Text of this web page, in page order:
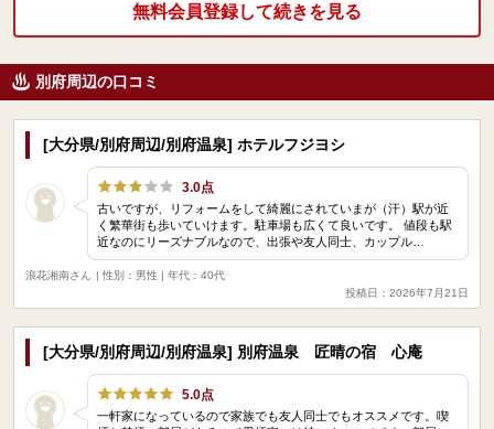
無料会員登録して続きを見る
別府周辺の口コミ
[大分県/別府周辺/別府温泉] ホテルフジヨシ
3.0点
古いですが、リフォームをして綺麗にされていまが（汗）駅が近
く繁華街も歩いていけます。駐車場も広くて良いです。 値段も駅
近なのにリーズナブルなので、出張や友人同士、カップル…
浪花湘南さん
| 性別：男性 | 年代：40代
投稿日：2026年7月21日
[大分県/別府周辺/別府温泉] 別府温泉 匠晴の宿 心庵
5.0点
一軒家になっているので家族でも友人同士でもオススメです。喫